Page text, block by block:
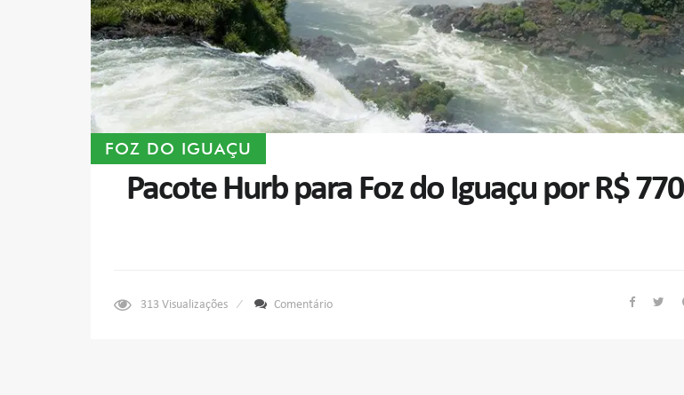
FOZ DO IGUAÇU
Pacote Hurb para Foz do Iguaçu por R$ 770
313Visualizações Comentário